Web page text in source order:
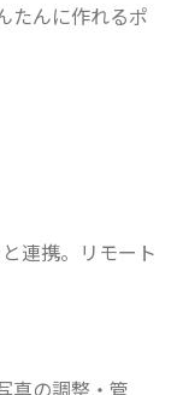
たんに作れるポ
連携。リモート
真の調整・管